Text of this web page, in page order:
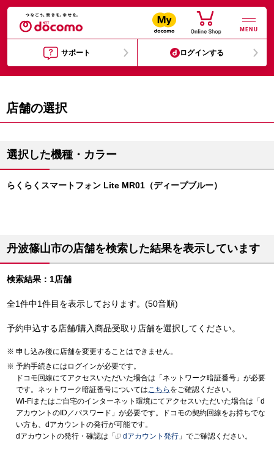
MENU
サポート ログインする
店舗の選択
選択した機種・カラー
らくらくスマートフォン Lite MR01（ディープブルー）
丹波篠山市の店舗を検索した結果を表示しています
検索結果：1店舗
全1件中1件目を表示しております。(50音順)
予約申込する店舗/購入商品受取り店舗を選択してください。
申し込み後に店舗を変更することはできません。
予約手続きにはログインが必要です。
ドコモ回線にてアクセスいただいた場合は「ネットワーク暗証番号」が必要
です。ネットワーク暗証番号についてはこちら をご確認ください。
Wi-Fiまたはご自宅のインターネット環境にてアクセスいただいた場合は「d
アカウントのID／パスワード」が必要です。ドコモの契約回線をお持ちでな
い方も、dアカウントの発行が可能です。
dアカウントの発行・確認は「
dアカウント発行 」でご確認ください。